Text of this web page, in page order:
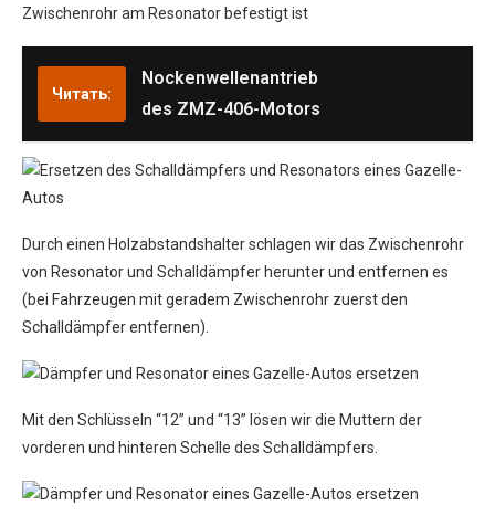
Zwischenrohr am Resonator befestigt ist
Читать:
Nockenwellenantrieb
des ZMZ-406-Motors
Durch einen Holzabstandshalter schlagen wir das Zwischenrohr
von Resonator und Schalldämpfer herunter und entfernen es
(bei Fahrzeugen mit geradem Zwischenrohr zuerst den
Schalldämpfer entfernen).
Mit den Schlüsseln “12” und “13” lösen wir die Muttern der
vorderen und hinteren Schelle des Schalldämpfers.